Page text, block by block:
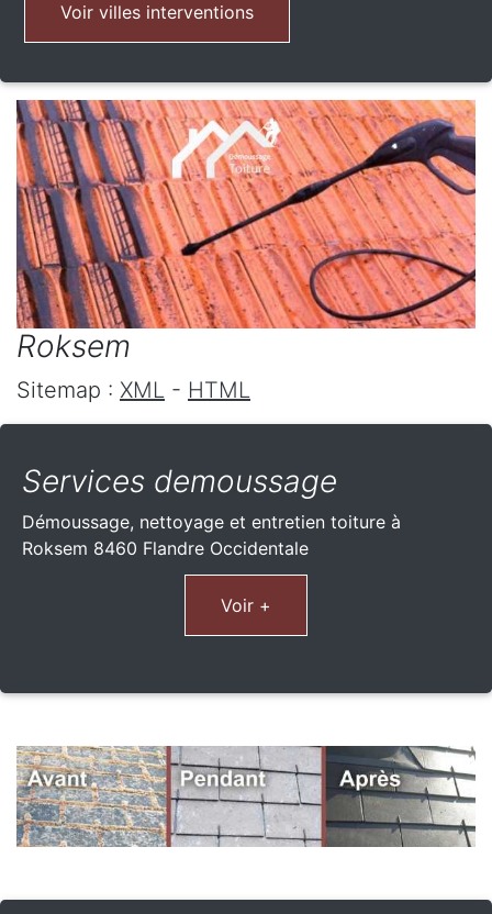
Voir villes interventions
Roksem
Sitemap : XML - HTML
Services demoussage
Démoussage, nettoyage et entretien toiture à
Roksem 8460 Flandre Occidentale
Voir +